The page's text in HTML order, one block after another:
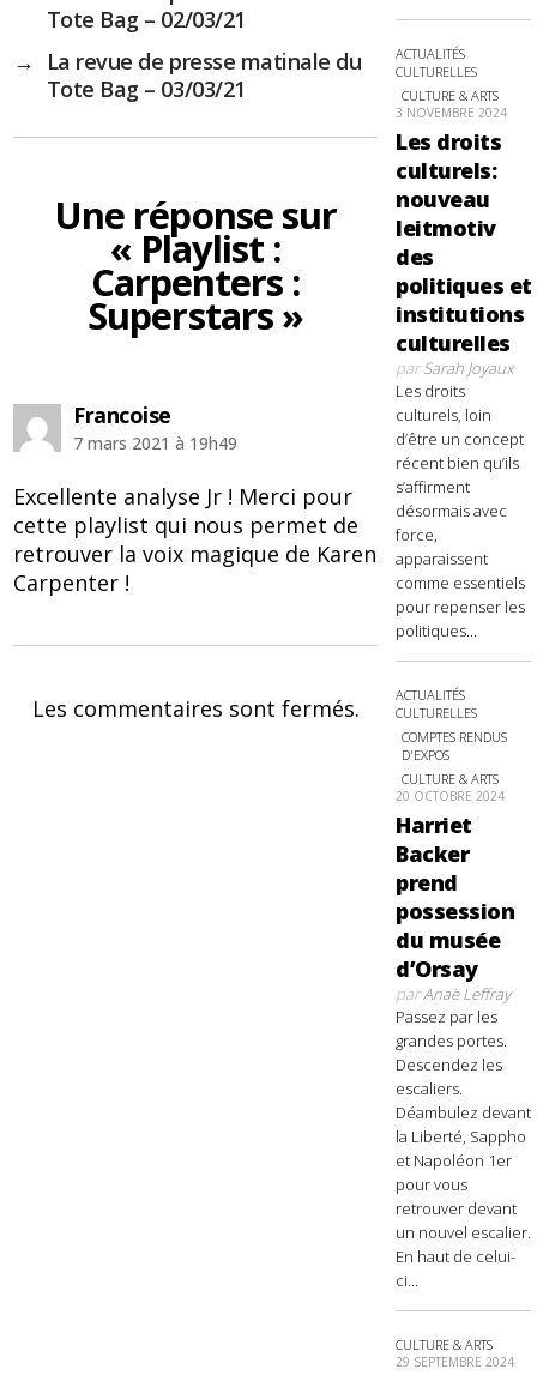
Tote Bag – 02/03/21
→
La revue de presse matinale du
Tote Bag – 03/03/21
Une réponse sur
« Playlist :
Carpenters :
Superstars »
Francoisedit :
7 mars 2021 à 19h49
Excellente analyse Jr ! Merci pour
cette playlist qui nous permet de
retrouver la voix magique de Karen
Carpenter !
Les commentaires sont fermés.
ACTUALITÉS
CULTURELLES
CULTURE & ARTS
3 NOVEMBRE 2024
Les droits
culturels:
nouveau
leitmotiv
des
politiques et
institutions
culturelles
parSarah Joyaux
Les droits
culturels, loin
d’être un concept
récent bien qu’ils
s’affirment
désormais avec
force,
apparaissent
comme essentiels
pour repenser les
politiques...
ACTUALITÉS
CULTURELLES
COMPTES RENDUS
D'EXPOS
CULTURE & ARTS
20 OCTOBRE 2024
Harriet
Backer
prend
possession
du musée
d’Orsay
parAnaë Leffray
Passez par les
grandes portes.
Descendez les
escaliers.
Déambulez devant
la Liberté, Sappho
et Napoléon 1er
pour vous
retrouver devant
un nouvel escalier.
En haut de celui-
ci...
CULTURE & ARTS
29 SEPTEMBRE 2024